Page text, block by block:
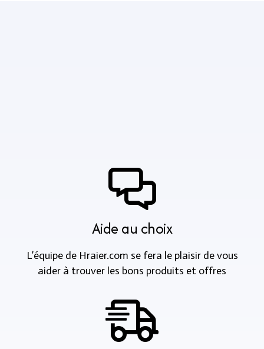
Aide au choix
L’équipe de Hraier.com se fera le plaisir de vous
aider à trouver les bons produits et offres